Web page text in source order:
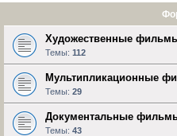
Художественные
Темы: 112
Мультипликационные
Темы: 29
Документальные
Темы: 43